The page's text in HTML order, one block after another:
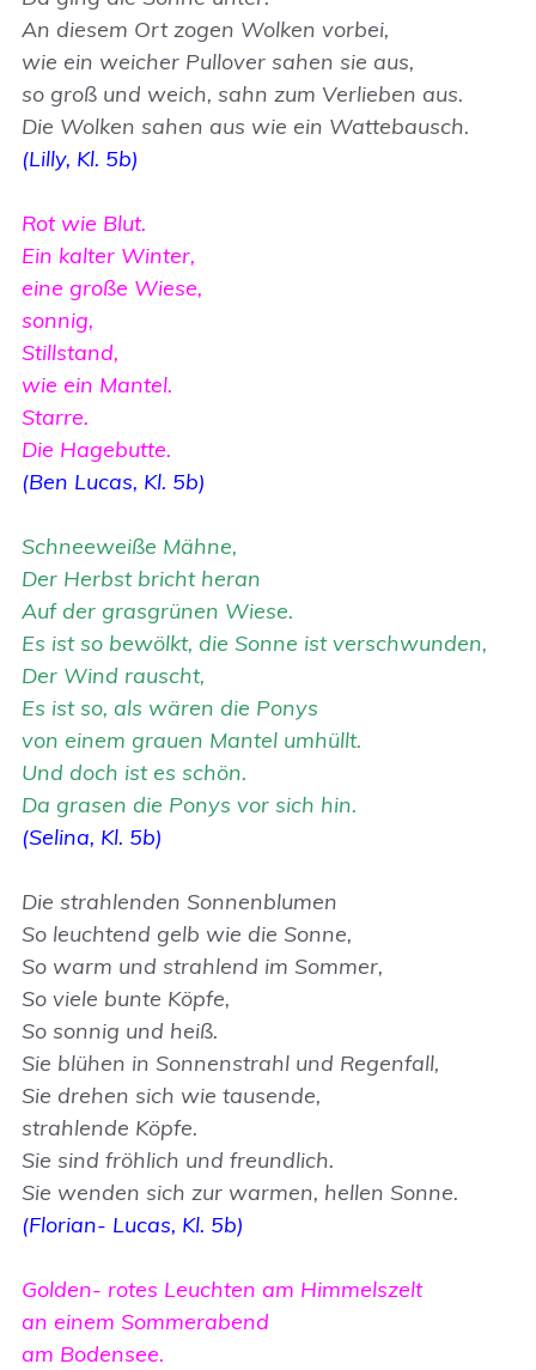
An diesem Ort zogen Wolken vorbei,
wie ein weicher Pullover sahen sie aus,
so groß und weich, sahn zum Verlieben aus.
Die Wolken sahen aus wie ein Wattebausch.
(Lilly, Kl. 5b)
Rot wie Blut.
Ein kalter Winter,
eine große Wiese,
sonnig,
Stillstand,
wie ein Mantel.
Starre.
Die Hagebutte.
(Ben Lucas, Kl. 5b)
Schneeweiße Mähne,
Der Herbst bricht heran
Auf der grasgrünen Wiese.
Es ist so bewölkt, die Sonne ist verschwunden,
Der Wind rauscht,
Es ist so, als wären die Ponys
von einem grauen Mantel umhüllt.
Und doch ist es schön.
Da grasen die Ponys vor sich hin.
(Selina, Kl. 5b)
Die strahlenden Sonnenblumen
So leuchtend gelb wie die Sonne,
So warm und strahlend im Sommer,
So viele bunte Köpfe,
So sonnig und heiß.
Sie blühen in Sonnenstrahl und Regenfall,
Sie drehen sich wie tausende,
strahlende Köpfe.
Sie sind fröhlich und freundlich.
Sie wenden sich zur warmen, hellen Sonne.
(Florian- Lucas, Kl. 5b)
Golden- rotes Leuchten am Himmelszelt
an einem Sommerabend
am Bodensee.